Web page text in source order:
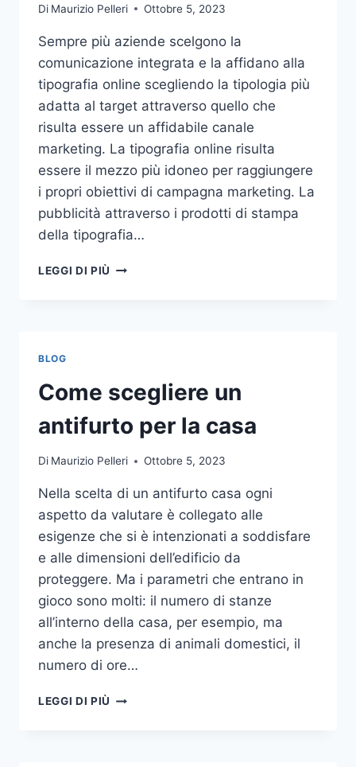
Di Maurizio Pelleri Ottobre 5, 2023
Sempre più aziende scelgono la
comunicazione integrata e la affidano alla
tipografia online scegliendo la tipologia più
adatta al target attraverso quello che
risulta essere un affidabile canale
marketing. La tipografia online risulta
essere il mezzo più idoneo per raggiungere
i propri obiettivi di campagna marketing. La
pubblicità attraverso i prodotti di stampa
della tipografia…
LEGGI DI PIÙ VUOI
A
UNA
TIPOGRAFIA
ECCO
SCEGLIERE
BLOG
Come scegliere un
antifurto per la casa
Di Maurizio Pelleri Ottobre 5, 2023
Nella scelta di un antifurto casa ogni
aspetto da valutare è collegato alle
esigenze che si è intenzionati a soddisfare
e alle dimensioni dell’edificio da
proteggere. Ma i parametri che entrano in
gioco sono molti: il numero di stanze
all’interno della casa, per esempio, ma
anche la presenza di animali domestici, il
numero di ore…
LEGGI DI PIÙ COME